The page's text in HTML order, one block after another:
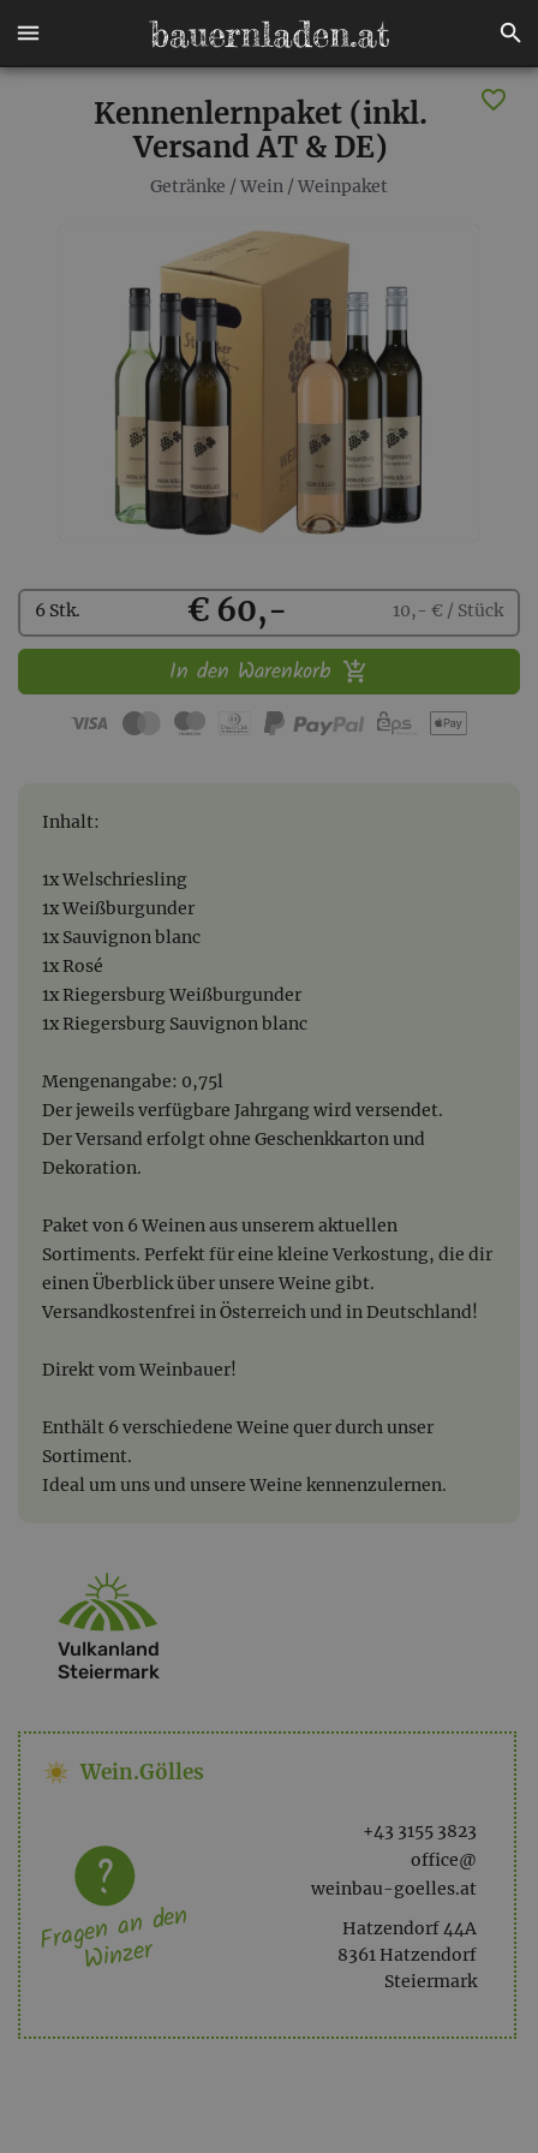
Kennenlernpaket (inkl.
Versand AT & DE)
Getränke / Wein / Weinpaket
Kaufen
6 Stk. € 60,- 10,- € / Stück
In den Warenkorb
Inhalt:
1x Welschriesling
1x Weißburgunder
1x Sauvignon blanc
1x Rosé
1x Riegersburg Weißburgunder
1x Riegersburg Sauvignon blanc
Mengenangabe: 0,75l
Der jeweils verfügbare Jahrgang wird versendet.
Der Versand erfolgt ohne Geschenkkarton und
Dekoration.
Paket von 6 Weinen aus unserem aktuellen
Sortiments. Perfekt für eine kleine Verkostung, die dir
einen Überblick über unsere Weine gibt.
Versandkostenfrei in Österreich und in Deutschland!
Direkt vom Weinbauer!
Enthält 6 verschiedene Weine quer durch unser
Sortiment.
Ideal um uns und unsere Weine kennenzulernen.
Vulkanland
Steiermark
Wein.Gölles
+43 3155 3823
office@
weinbau-goelles.at
Hatzendorf 44A
8361 Hatzendorf
Steiermark
Fragen an den
Winzer